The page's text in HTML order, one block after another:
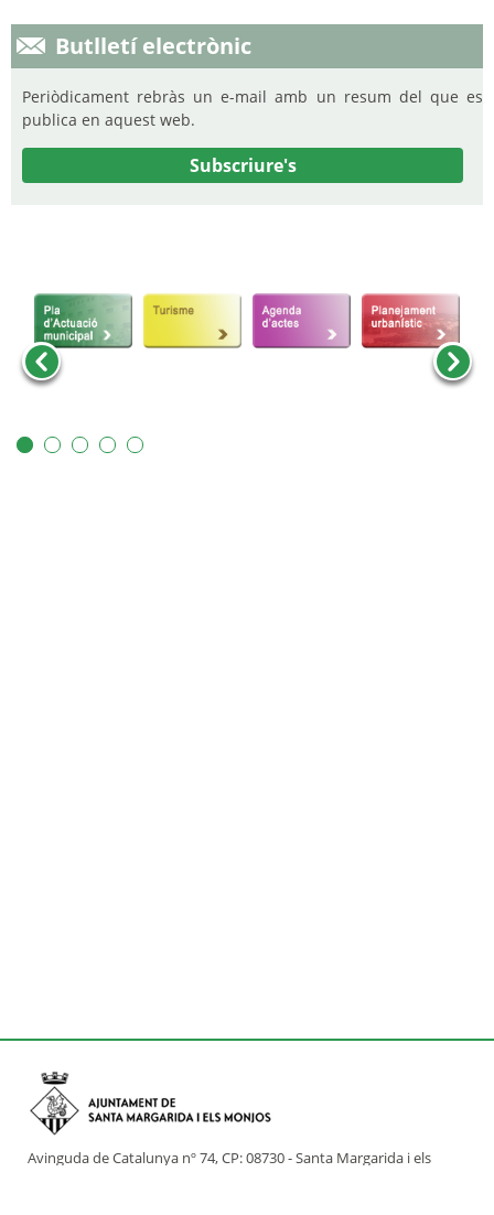
Butlletí electrònic
Periòdicament rebràs un e-mail amb un resum del que es
publica en aquest web.
Subscriure's
Avinguda de Catalunya nº 74, CP: 08730 - Santa Margarida i els